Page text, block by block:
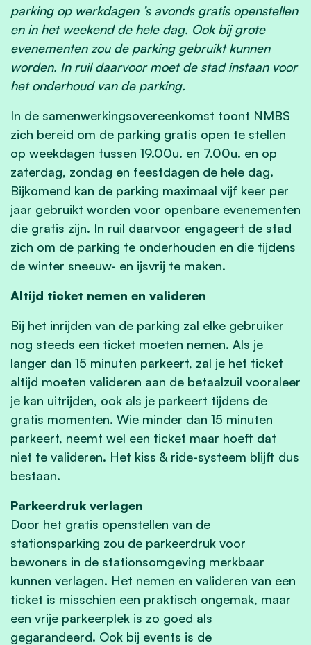
parking op werkdagen ’s avonds gratis openstellen
en in het weekend de hele dag. Ook bij grote
evenementen zou de parking gebruikt kunnen
worden. In ruil daarvoor moet de stad instaan voor
het onderhoud van de parking.
In de samenwerkingsovereenkomst toont NMBS
zich bereid om de parking gratis open te stellen
op weekdagen tussen 19.00u. en 7.00u. en op
zaterdag, zondag en feestdagen de hele dag.
Bijkomend kan de parking maximaal vijf keer per
jaar gebruikt worden voor openbare evenementen
die gratis zijn. In ruil daarvoor engageert de stad
zich om de parking te onderhouden en die tijdens
de winter sneeuw- en ijsvrij te maken.
Altijd ticket nemen en valideren
Bij het inrijden van de parking zal elke gebruiker
nog steeds een ticket moeten nemen. Als je
langer dan 15 minuten parkeert, zal je het ticket
altijd moeten valideren aan de betaalzuil vooraleer
je kan uitrijden, ook als je parkeert tijdens de
gratis momenten. Wie minder dan 15 minuten
parkeert, neemt wel een ticket maar hoeft dat
niet te valideren. Het kiss & ride-systeem blijft dus
bestaan.
Parkeerdruk verlagen
Door het gratis openstellen van de
stationsparking zou de parkeerdruk voor
bewoners in de stationsomgeving merkbaar
kunnen verlagen. Het nemen en valideren van een
ticket is misschien een praktisch ongemak, maar
een vrije parkeerplek is zo goed als
gegarandeerd. Ook bij events is de